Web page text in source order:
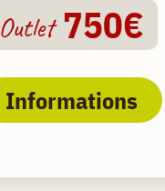
Outlet 750€
Informations